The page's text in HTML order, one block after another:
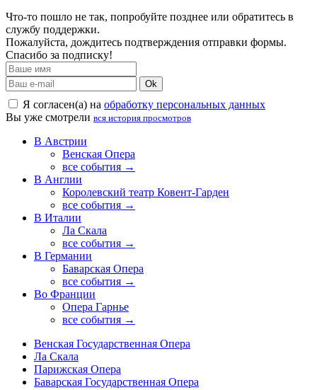
Что-то пошло не так, попробуйте позднее или обратитесь в
службу поддержки.
Пожалуйста, дождитесь подтверждения отправки формы.
Спасибо за подписку!
Ok
Я согласен(а) на обработку персональных данных
Вы уже смотрели вся история просмотров
В Австрии
Венская Опера
все события →
В Англии
Королевский театр Ковент-Гарден
все события →
В Италии
Ла Скала
все события →
В Германии
Баварская Опера
все события →
Во Франции
Опера Гарнье
все события →
Венская Государственная Опера
Ла Скала
Парижская Опера
Баварская Государственная Опера